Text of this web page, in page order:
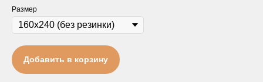
Размер
Добавить в корзину